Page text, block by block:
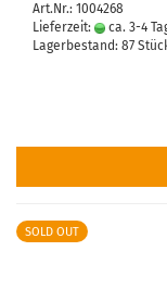
Art.Nr.: 1004268
Lieferzeit:
ca. 3-4
Lagerbestand: 87
SOLD OUT